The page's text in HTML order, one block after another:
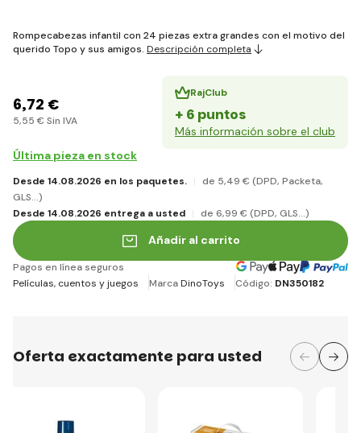
Rompecabezas infantil con 24 piezas extra grandes con el motivo del
querido Topo y sus amigos. Descripción completa
6,72 €
5,55 € Sin IVA
RajClub
+ 6 puntos
Más información sobre el club
Última pieza en stock
Desde 14.08.2026 en los paquetes. de 5,49 € (DPD, Packeta,
GLS...)
Desde 14.08.2026 entrega a usted
de 6,99 € (DPD, GLS...)
Añadir al carrito
Pagos en línea seguros
Películas, cuentos y juegos
MarcaDinoToys Código: DN350182
Oferta exactamente para usted